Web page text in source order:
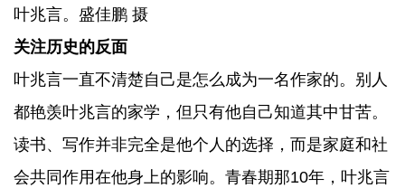
叶兆言。盛佳鹏 摄
关注历史的反面
叶兆言一直不清楚自己是怎么成为一名作家的。别人
都艳羡叶兆言的家学，但只有他自己知道其中甘苦。
读书、写作并非完全是他个人的选择，而是家庭和社
会共同作用在他身上的影响。青春期那10年，叶兆言